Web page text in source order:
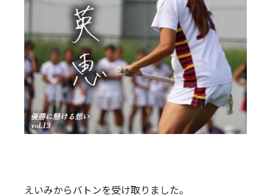
えいみからバトンを受け取りました。